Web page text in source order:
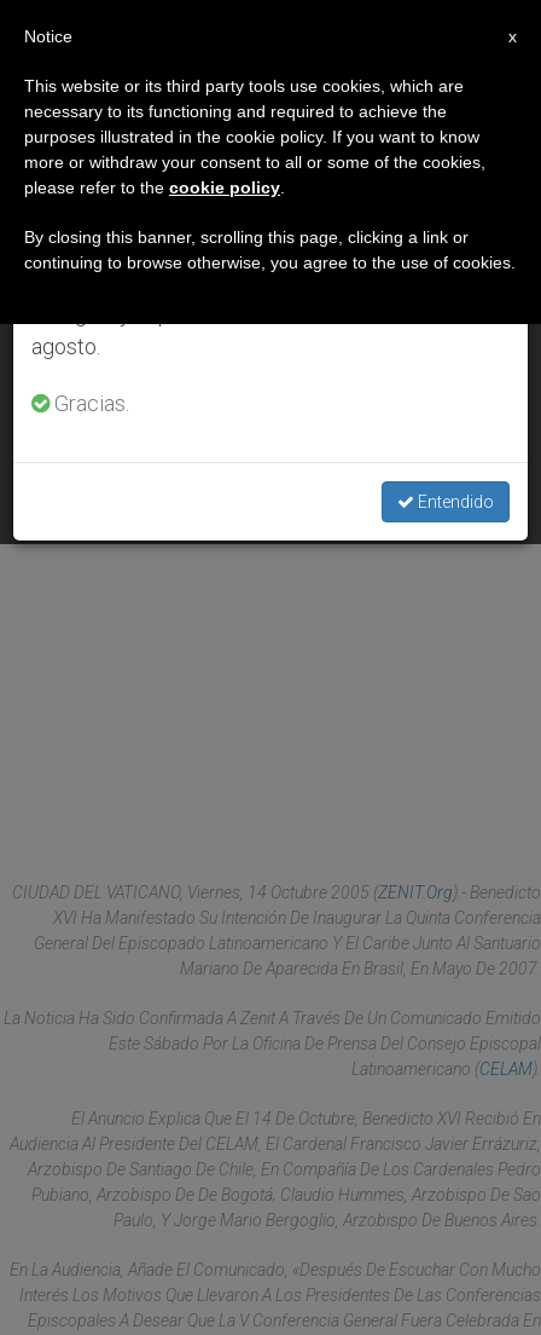
DÍA
Octubre 15th, 2005
ÚLTIMAS NOTICIAS
El Papa quiere inaugurar la conferencia del episcopado
OCT 15, 2005 00:00
CIUDAD DEL VATICANO, Viernes, 14 Octubre 2005 (ZENIT.org).- Benedicto
XVI Ha Manifestado Su Intención De Inaugurar La Quinta Conferencia
General Del Episcopado Latinoamericano Y El Caribe Junto Al Santuario
Mariano De Aparecida En Brasil, En Mayo De 2007.
La Noticia Ha Sido Confirmada A Zenit A Través De Un Comunicado Emitido
Este Sábado Por La Oficina De Prensa Del Consejo Episcopal
Latinoamericano (CELAM).
El Anuncio Explica Que El 14 De Octubre, Benedicto XVI Recibió En
Audiencia Al Presidente Del CELAM, El Cardenal Francisco Javier Errázuriz,
Arzobispo De Santiago De Chile, En Compañía De Los Cardenales Pedro
Pubiano, Arzobispo De De Bogotá; Claudio Hummes, Arzobispo De Sao
Paulo, Y Jorge Mario Bergoglio, Arzobispo De Buenos Aires.
En La Audiencia, Añade El Comunicado, «después De Escuchar Con Mucho
Interés Los Motivos Que Llevaron A Los Presidentes De Las Conferencias
Episcopales A Desear Que La V Conferencia General Fuera Celebrada En
×
Aviso importante
Del 27 de julio al 7 de agosto haremos la pausa
anual, aprovechando que en el periodo de verano
se generan menos informaciones y también el
agosto.
Gracias.
Entendido
x
Notice
This website or its third party tools use cookies, which are
necessary to its functioning and required to achieve the
purposes illustrated in the cookie policy. If you want to know
more or withdraw your consent to all or some of the cookies,
please refer to the cookie policy
By closing this banner, scrolling this page, clicking a link or
continuing to browse otherwise, you agree to the use of cookies.